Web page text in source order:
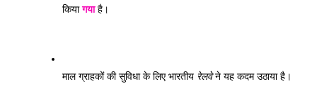
किया गया है।
माल ग्राहकों की सुविधा के लिए भारतीय रेलवे ने यह कदम उठाया है।